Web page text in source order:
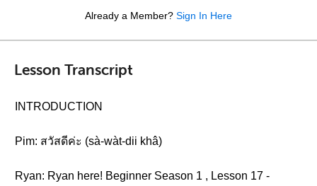
Already a Member? Sign In Here
Lesson Transcript
INTRODUCTION
Pim: สวัสดีค่ะ (sà-wàt-dii khâ)
Ryan: Ryan here! Beginner Season 1 , Lesson 17 -